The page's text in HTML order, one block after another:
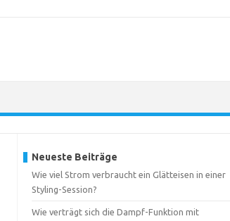
Neueste Beiträge
Wie viel Strom verbraucht ein Glätteisen in einer
Styling-Session?
Wie verträgt sich die Dampf-Funktion mit